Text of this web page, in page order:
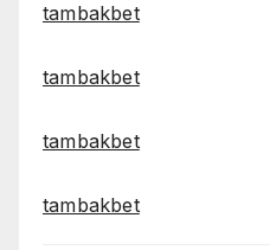
tambakbet
tambakbet
tambakbet
tambakbet